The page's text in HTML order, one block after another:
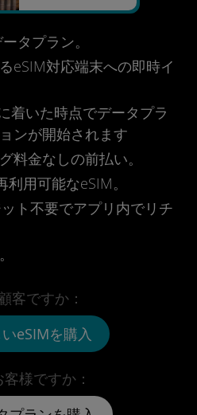
タプラン。
eSIM対応端末への即時イ
着いた時点でデータプラ
ンが開始されます
料金なしの前払い。
用可能なeSIM。
ト不要でアプリ内でリチ
様ですか：
客ですか：
eSIMを購入